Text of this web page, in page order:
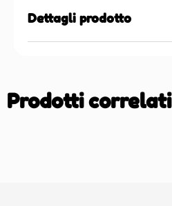
Dettagli prodotto
Prodotti correlati